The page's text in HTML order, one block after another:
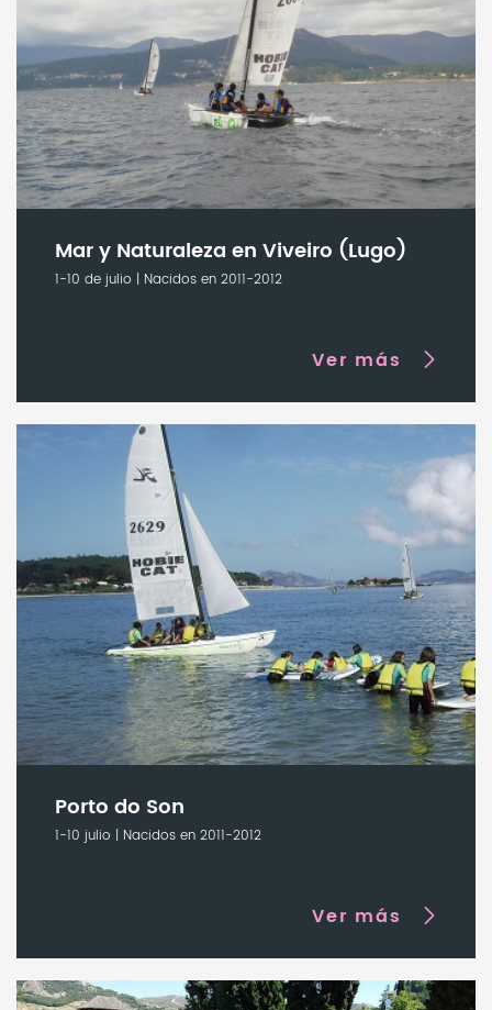
Mar y Naturaleza en Viveiro (Lugo)
1-10 de julio | Nacidos en 2011-2012
Ver más
Porto do Son
1-10 julio | Nacidos en 2011-2012
Ver más